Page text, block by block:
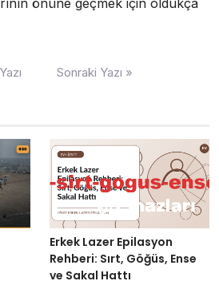
Sonraki Yazı »
Erkek Lazer Epilasyon
Rehberi: Sırt, Göğüs, Ense
ve Sakal Hattı